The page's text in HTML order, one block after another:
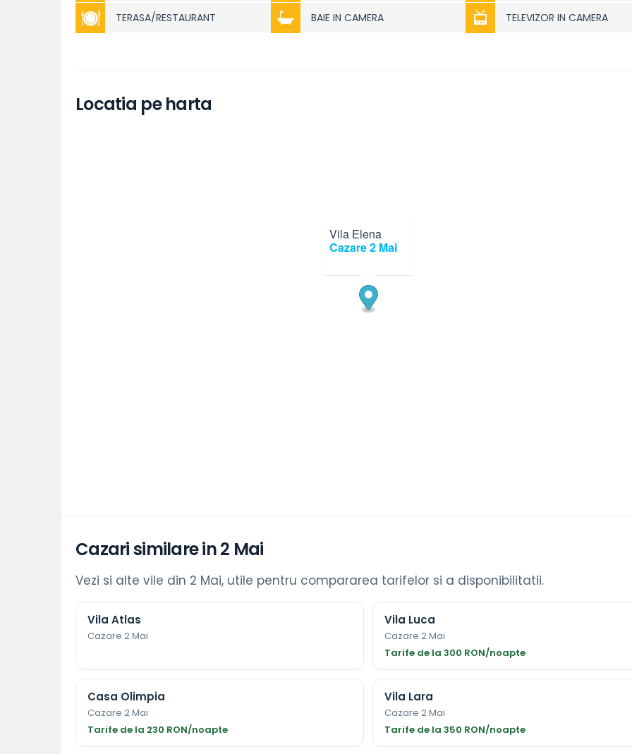
TERASA/RESTAURANT BAIE IN CAMERA TELEVIZOR IN CAMERA
Locatia pe harta
Vila Elena
Cazare 2 Mai
Cazari similare in 2 Mai
Vezi si alte vile din 2 Mai, utile pentru compararea tarifelor si a disponibilitatii.
Vila Atlas
Cazare 2 Mai
Vila Luca
Cazare 2 Mai
Tarife de la 300 RON/noapte
Casa Olimpia
Cazare 2 Mai
Tarife de la 230 RON/noapte
Vila Lara
Cazare 2 Mai
Tarife de la 350 RON/noapte